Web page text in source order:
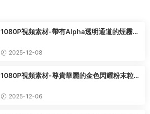
1080P視頻素材-帶有Alpha透明通道的煙霧粒
2025-12-08
1080P視頻素材-尊貴華麗的金色閃耀粉末粒子
2025-12-06